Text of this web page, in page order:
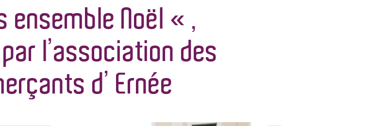
ensemble Noël « ,
l’association des
d’ Ernée